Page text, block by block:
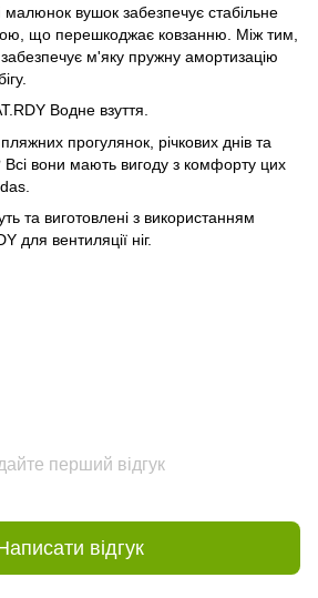
вушок забезпечує стабільне
що перешкоджає ковзанню. Між тим,
м'яку пружну амортизацію
Водне взуття.
прогулянок, річкових днів та
Всі вони мають вигоду з комфорту цих
та виготовлені з використанням
для вентиляції ніг.
перший відгук
відгук